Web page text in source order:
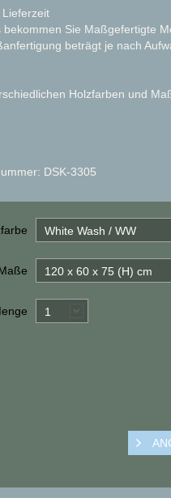
Lieferzeit
bekommen Sie Maßgefertigte
beträgt je nach
Holzfarben und
DSK-3305
White Wash / WW
120 x 60 x 75 (H) cm
1